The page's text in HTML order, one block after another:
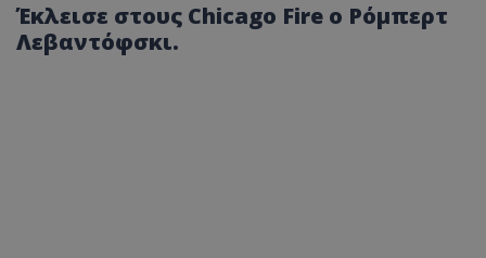
Έκλεισε στους Chicago Fire ο Ρόμπερτ
Λεβαντόφσκι.